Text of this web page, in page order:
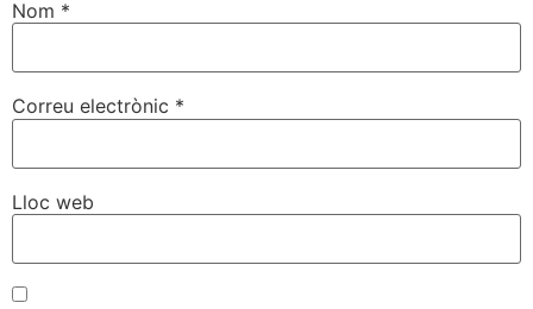
Nom *
Correu electrònic *
Lloc web